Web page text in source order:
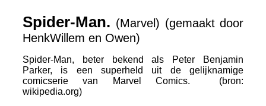
Spider-Man. (Marvel) (gemaakt door
HenkWillem en Owen)
Spider-Man, beter bekend als Peter Benjamin
Parker, is een superheld uit de gelijknamige
comicserie van Marvel Comics. (bron:
wikipedia.org)